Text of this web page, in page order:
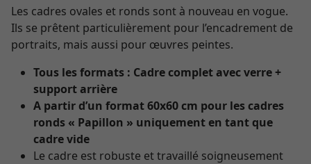
Les cadres ovales et ronds sont à nouveau en vogue.
Ils se prêtent particulièrement pour l’encadrement de
portraits, mais aussi pour œuvres peintes.
Tous les formats : Cadre complet avec verre +
support arrière
A partir d’un format 60x60 cm pour les cadres
ronds « Papillon » uniquement en tant que
cadre vide
Le cadre est robuste et travaillé soigneusement